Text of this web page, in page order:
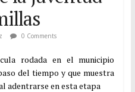
0 Comments
rodada en el municipio
del tiempo y que muestra
adentrarse en esta etapa